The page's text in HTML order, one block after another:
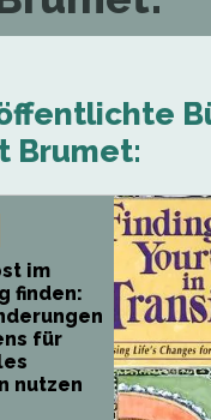
Brumet:
im
finden:
für
nutzen